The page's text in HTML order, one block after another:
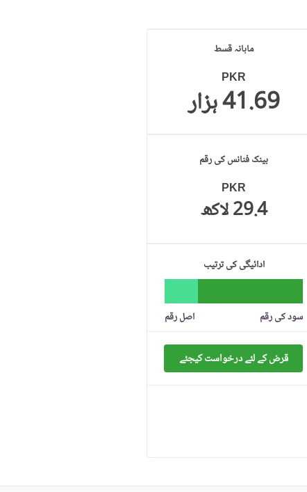
ماہانہ قسط
PKR
41.69 ہزار
بینک فنانس کی رقم
PKR
29.4 لاکھ
ادائیگی کی ترتیب
سود کی رقم اصل رقم
قرض کے لئے درخواست کیجئے